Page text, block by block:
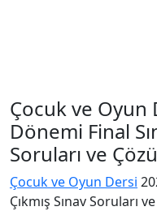
Çocuk ve Oyun
Dönemi Final
Soruları ve
Çocuk ve Oyun Dersi
Çıkmış Sınav Soruları